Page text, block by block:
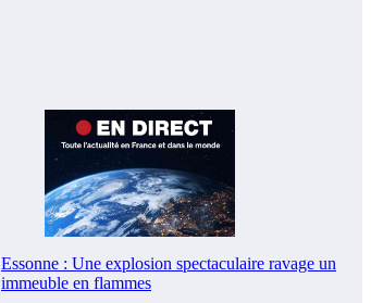
Essonne : Une explosion spectaculaire ravage un
immeuble en flammes